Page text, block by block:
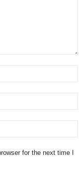
for the next time I